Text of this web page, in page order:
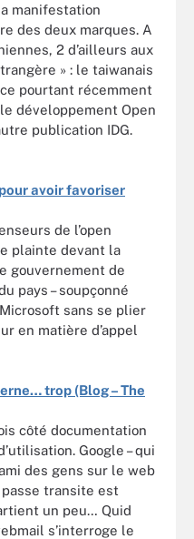
manifestation
des deux marques. A
2 d’ailleurs aux
» : le taiwanais
pourtant récemment
développement Open
publication IDG.
avoir favoriser
de l’open
plainte devant la
gouvernement de
pays – soupçonné
sans se plier
en matière d’appel
trop (Blog – The
côté documentation
Google – qui
des gens sur le web
transite est
un peu… Quid
s’interroge le